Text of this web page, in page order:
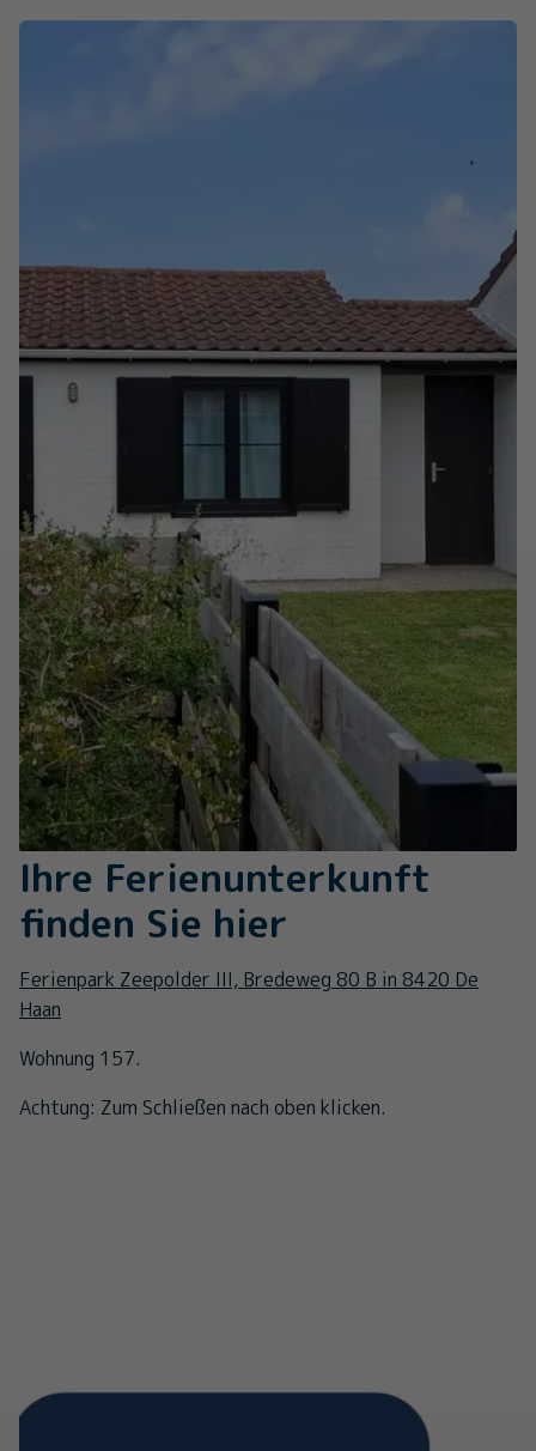
Ihre Ferienunterkunft
finden Sie hier
Ferienpark Zeepolder III, Bredeweg 80 B in 8420 De
Haan
Wohnung 157.
Achtung: Zum Schließen nach oben klicken.